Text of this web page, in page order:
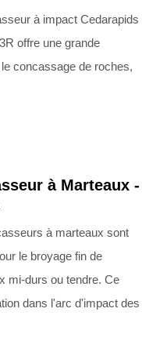
à impact Cedarapids
offre une grande
concassage de roches,
à Marteaux -
à marteaux sont
le broyage fin de
mi-durs ou tendre. Ce
dans l'arc d'impact des